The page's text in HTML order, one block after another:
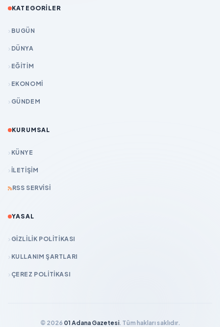
KATEGORILER
BUGÜN
DÜNYA
EĞİTİM
EKONOMİ
GÜNDEM
KURUMSAL
KÜNYE
İLETIŞIM
RSS SERVISI
YASAL
GIZLILIK POLITIKASI
KULLANIM ŞARTLARI
ÇEREZ POLITIKASI
© 2026 01 Adana Gazetesi. Tüm hakları saklıdır.